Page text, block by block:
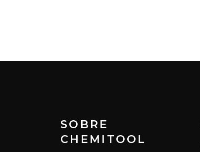
SOBRE
CHEMITOOL